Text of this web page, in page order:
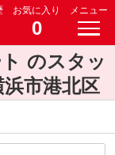
お気に入り
0
メニュー
のスタッ
市港北区